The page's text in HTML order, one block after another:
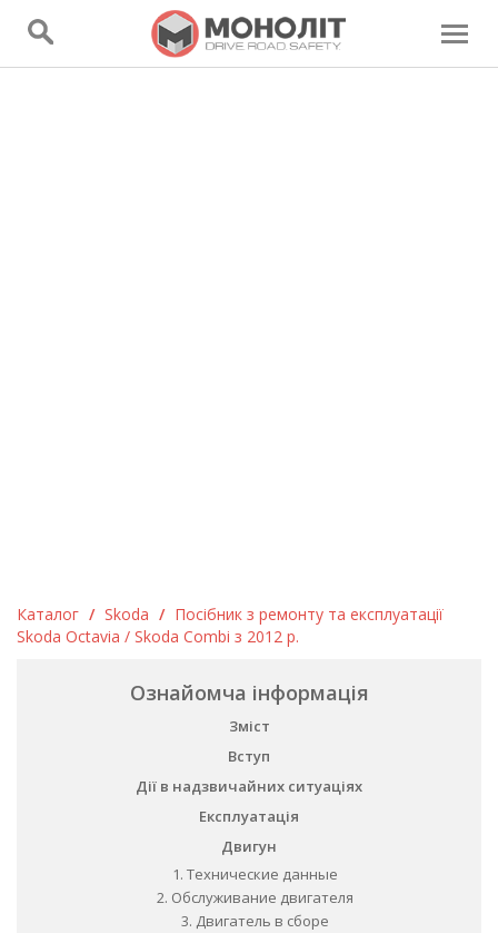
Каталог / Skoda / Посібник з ремонту та експлуатації
Skoda Octavia / Skoda Combi з 2012 р.
Ознайомча інформація
Зміст
Вступ
Дії в надзвичайних ситуаціях
Експлуатація
Двигун
1. Технические данные
2. Обслуживание двигателя
3. Двигатель в сборе